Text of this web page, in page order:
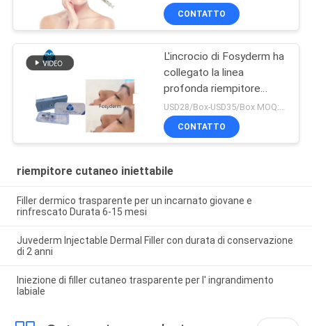
CONTATTO
L'incrocio di Fosyderm ha
collegato la linea
profonda riempitore
cutaneo del riempitore
2ml per Nose Up
USD28/Box-USD35/Box MOQ:1 SCATOLA
CONTATTO
riempitore cutaneo iniettabile
Filler dermico trasparente per un incarnato giovane e
rinfrescato Durata 6-15 mesi
Juvederm Injectable Dermal Filler con durata di conservazione
di 2 anni
Iniezione di filler cutaneo trasparente per l' ingrandimento
labiale